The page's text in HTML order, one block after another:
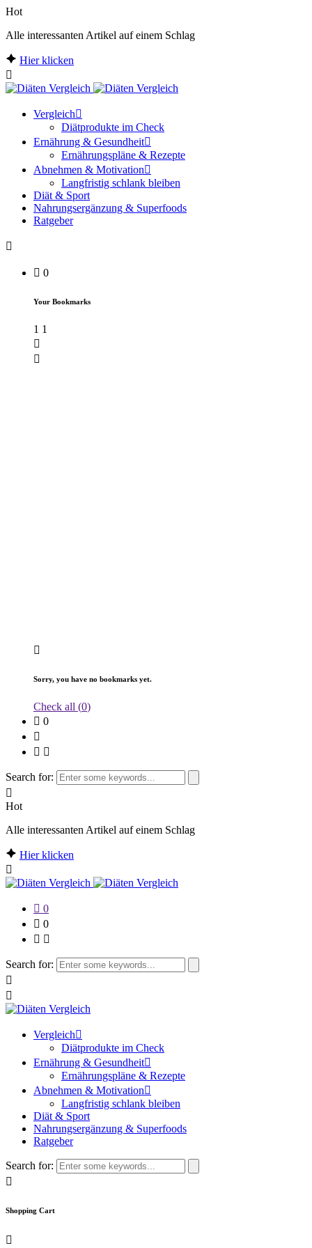
Hot
Alle interessanten Artikel auf einem Schlag
Hier klicken
Vergleich
Diätprodukte im Check
Ernährung & Gesundheit
Ernährungspläne & Rezepte
Abnehmen & Motivation
Langfristig schlank bleiben
Diät & Sport
Nahrungsergänzung & Superfoods
Ratgeber
0
Your Bookmarks
1 1
Sorry, you have no bookmarks yet.
Check all (0)
0
Search for:
Hot
Alle interessanten Artikel auf einem Schlag
Hier klicken
0
0
Search for:
Vergleich
Diätprodukte im Check
Ernährung & Gesundheit
Ernährungspläne & Rezepte
Abnehmen & Motivation
Langfristig schlank bleiben
Diät & Sport
Nahrungsergänzung & Superfoods
Ratgeber
Search for:
Shopping Cart